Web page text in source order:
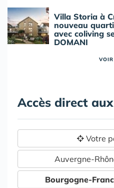
Villa Storia à
nouveau
avec coliving
DOMANI
Accès direct aux
Votre
Auvergne-
Bourgogne-